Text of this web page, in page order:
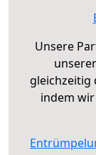
Unsere
gleichzeitig
indem